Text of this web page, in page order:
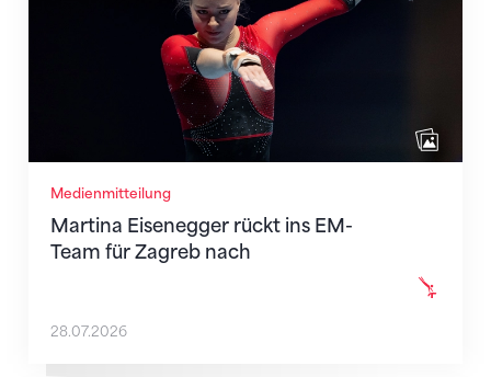
Medienmitteilung
Martina Eisenegger rückt ins EM-
Team für Zagreb nach
28.07.2026